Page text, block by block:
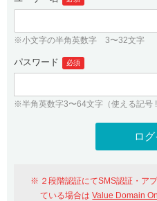
.jpドメインバックオーダー
プレミアムドメイン
人気ドメインの種類
WHOIS検索
バリュードメインAPI
ドメイン・ホスティングOEM
ロ
従来のバリュードメ
Value
おすすめ One レンタルサー
ユーザ
※小文字の半角英数字 3〜32文字
パスワード 必須
※半角英数字3〜64文字（使える記号 !
２段階認証にてSMS認証・ア
ている場合はValue Domain